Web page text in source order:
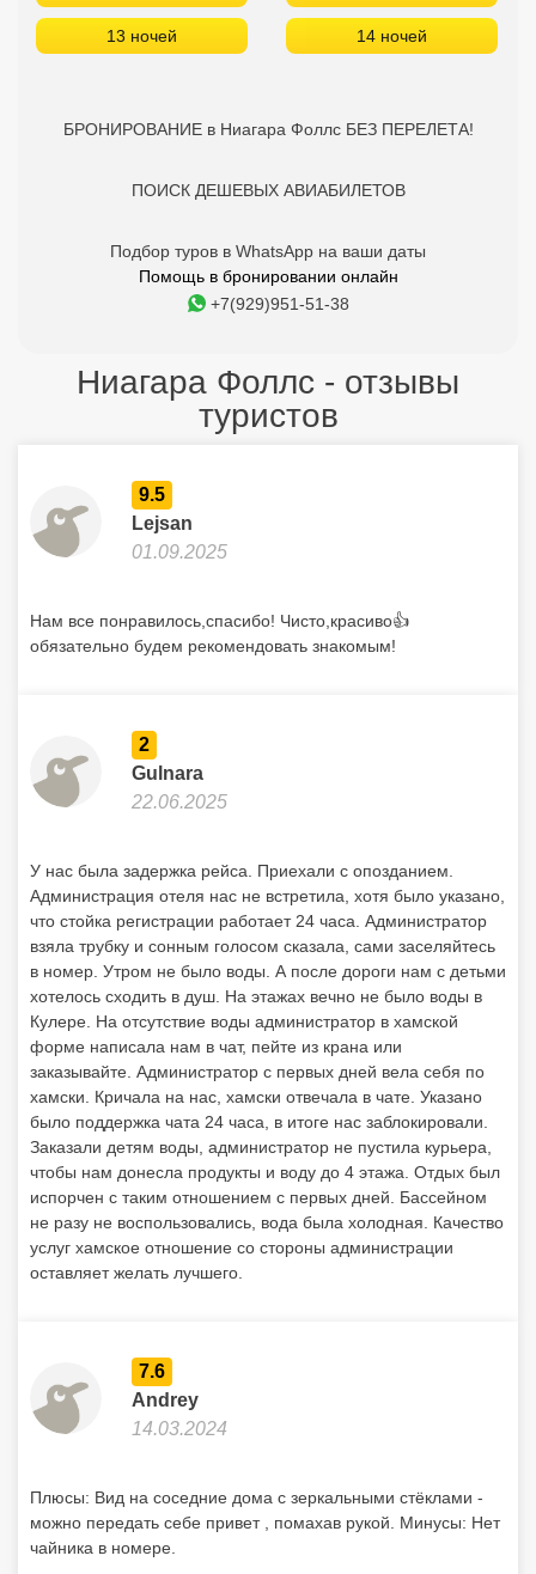
13 ночей 14 ночей
БРОНИРОВАНИЕ в Ниагара Фоллс БЕЗ ПЕРЕЛЕТА!
ПОИСК ДЕШЕВЫХ АВИАБИЛЕТОВ
Подбор туров в WhatsApp на ваши даты
Помощь в бронировании онлайн
+7(929)951-51-38
Ниагара Фоллс - отзывы
туристов
9.5
Lejsan
01.09.2025
Нам все понравилось,спасибо! Чисто,красиво👍
обязательно будем рекомендовать знакомым!
2
Gulnara
22.06.2025
У нас была задержка рейса. Приехали с опозданием.
Администрация отеля нас не встретила, хотя было указано,
что стойка регистрации работает 24 часа. Администратор
взяла трубку и сонным голосом сказала, сами заселяйтесь
в номер. Утром не было воды. А после дороги нам с детьми
хотелось сходить в душ. На этажах вечно не было воды в
Кулере. На отсутствие воды администратор в хамской
форме написала нам в чат, пейте из крана или
заказывайте. Администратор с первых дней вела себя по
хамски. Кричала на нас, хамски отвечала в чате. Указано
было поддержка чата 24 часа, в итоге нас заблокировали.
Заказали детям воды, администратор не пустила курьера,
чтобы нам донесла продукты и воду до 4 этажа. Отдых был
испорчен с таким отношением с первых дней. Бассейном
не разу не воспользовались, вода была холодная. Качество
услуг хамское отношение со стороны администрации
оставляет желать лучшего.
7.6
Andrey
14.03.2024
Плюсы: Вид на соседние дома с зеркальными стёклами -
можно передать себе привет , помахав рукой. Минусы: Нет
чайника в номере.